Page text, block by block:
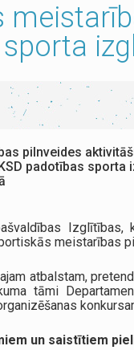
pilnveides
padotības sporta
Izglītības,
meistarības
atbalstam,
tāmi
un saistītiem